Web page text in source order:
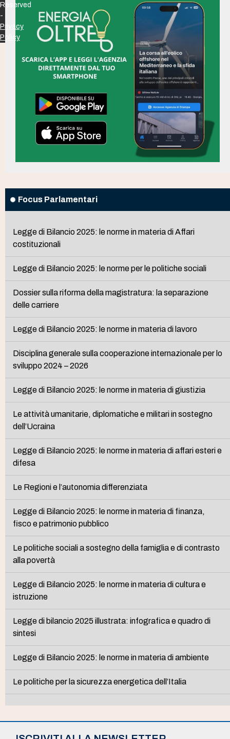
Focus Parlamentari
Legge di Bilancio 2025: le norme in materia di Affari
costituzionali
Legge di Bilancio 2025: le norme per le politiche sociali
Dossier sulla riforma della magistratura: la separazione
delle carriere
Legge di Bilancio 2025: le norme in materia di lavoro
Disciplina generale sulla cooperazione internazionale per lo
sviluppo 2024 – 2026
Legge di Bilancio 2025: le norme in materia di giustizia
Le attività umanitarie, diplomatiche e militari in sostegno
dell’Ucraina
Legge di Bilancio 2025: le norme in materia di affari esteri e
difesa
Le Regioni e l’autonomia differenziata
Legge di Bilancio 2025: le norme in materia di finanza,
fisco e patrimonio pubblico
Le politiche sociali a sostegno della famiglia e di contrasto
alla povertà
Legge di Bilancio 2025: le norme in materia di cultura e
istruzione
Legge di bilancio 2025 illustrata: infografica e quadro di
sintesi
Legge di Bilancio 2025: le norme in materia di ambiente
Le politiche per la sicurezza energetica dell’Italia
Reserved
-
Privacy
Policy